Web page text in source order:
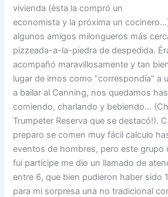
vivienda (ésta la compró un
economista y la próxima un
algunos amigos milongueros más
pizzeada-a-la-piedra de despedida.
acompañó maravillosamente y tan
lugar de irnos como “correspondía” a
a bailar al Canning, nos quedamos
comiendo, charlando y bebiendo…
Trumpeter Reserva que se destacó!).
preparo se comen muy fácil calculo
eventos de hombres, pero este grupo
fui partícipe me dio un llamado de
entre 6, que bien pudieron haber sido
para mi sorpresa una no tradicional